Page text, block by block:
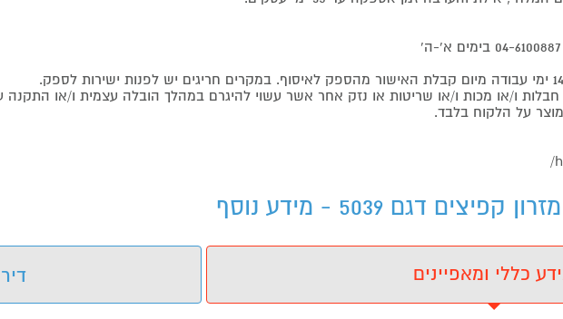
ו/או מכות ו/או שריטות או נזק אחר אשר עשוי להיגרם במהלך הובלה עצמית ו/או התקנה
על הלקוח בלבד.
דגם 5039 - מידע נוסף
כללי ומאפיינים